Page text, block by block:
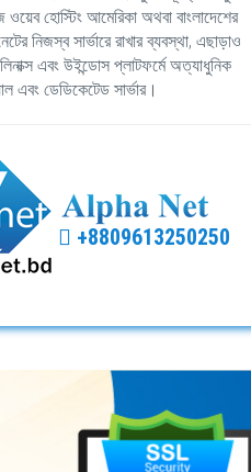
ওয়েব হোস্টিং আমেরিকা অথবা বাংলাদেশের
নিজস্ব সার্ভারে রাখার ব্যবস্থা, এছাড়াও
এবং উইন্ডোস প্লাটফর্মে অত্যাধুনিক
এবং ডেডিকেটেড সার্ভার।
+8809613250250